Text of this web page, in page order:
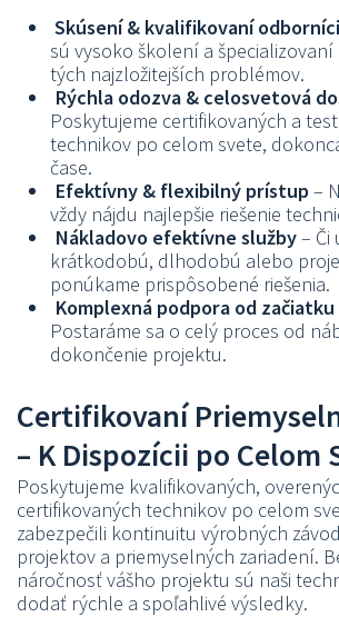
Skúsení & kvalifikovaní odborníci
sú vysoko školení a špecializovaní
tých najzložitejších problémov.
Rýchla odozva & celosvetová
Poskytujeme certifikovaných a
technikov po celom svete,
čase.
Efektívny & flexibilný prístup–
vždy nájdu najlepšie riešenie
Nákladovo efektívne služby– Či
krátkodobú, dlhodobú alebo
ponúkame prispôsobené riešenia.
Komplexná podpora od
Postaráme sa o celý proces od
dokončenie projektu.
Certifikovaní
– K Dispozícii po Celom
Poskytujeme kvalifikovaných,
certifikovaných technikov po celom
zabezpečili kontinuitu výrobných
projektov a priemyselných zariadení.
náročnosť vášho projektu sú naši
dodať rýchle a spoľahlivé výsledky.